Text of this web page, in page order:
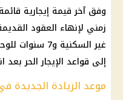
وفق آخر قيمة إيجارية
غير السكنية
إلى قواعد الإيجار الحر بعد
موعد الزيادة الجديدة في